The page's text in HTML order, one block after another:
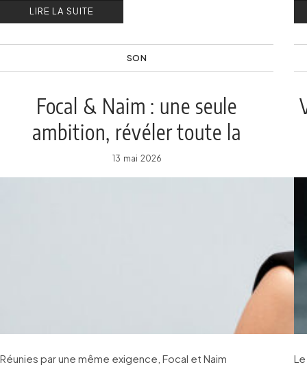
LIRE LA SUITE
SON
Focal & Naim : une seule
ambition, révéler toute la
richesse du son
13 mai 2026
Réunies par une même exigence, Focal et Naim